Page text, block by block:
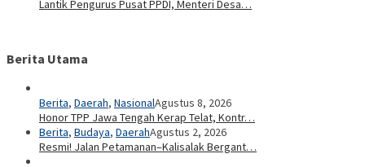
Lantik Pengurus Pusat PPDI, Menteri Desa…
Berita Utama
Berita, Daerah, NasionalAgustus 8, 2026
Honor TPP Jawa Tengah Kerap Telat, Kontr…
Berita, Budaya, DaerahAgustus 2, 2026
Resmi! Jalan Petamanan–Kalisalak Bergant…